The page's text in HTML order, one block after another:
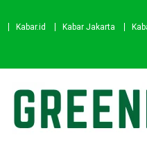
Kabar.id Kabar Jakarta